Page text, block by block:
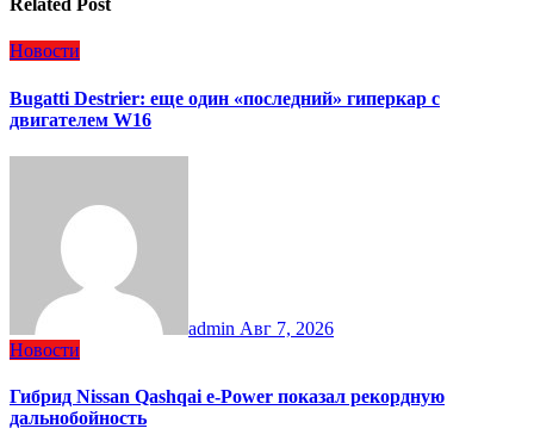
Related Post
Новости
Bugatti Destrier: еще один «последний» гиперкар с
двигателем W16
admin Авг 7, 2026
Новости
Гибрид Nissan Qashqai e-Power показал рекордную
дальнобойность